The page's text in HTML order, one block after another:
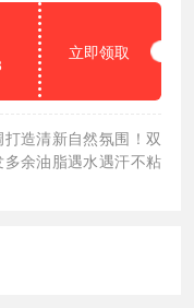
立即领取
造清新自然氛围！双
余油脂遇水遇汗不粘